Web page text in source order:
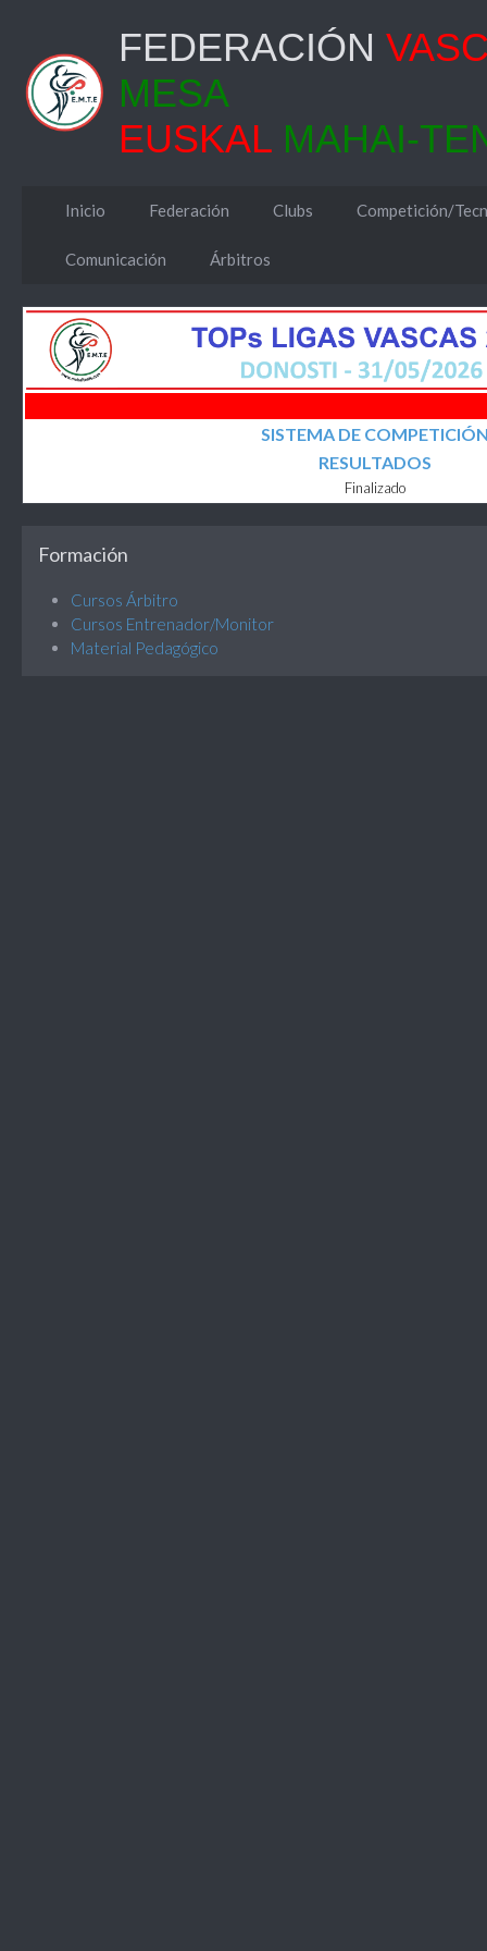
FEDERACIÓN
MESA
EUSKAL MAHAI-
Inicio Federación Clubs Competición/
Comunicación Árbitros
SISTEMA DE
RESULTADOS
Finalizado
Formación
Cursos Árbitro
Cursos Entrenador/Monitor
Material Pedagógico